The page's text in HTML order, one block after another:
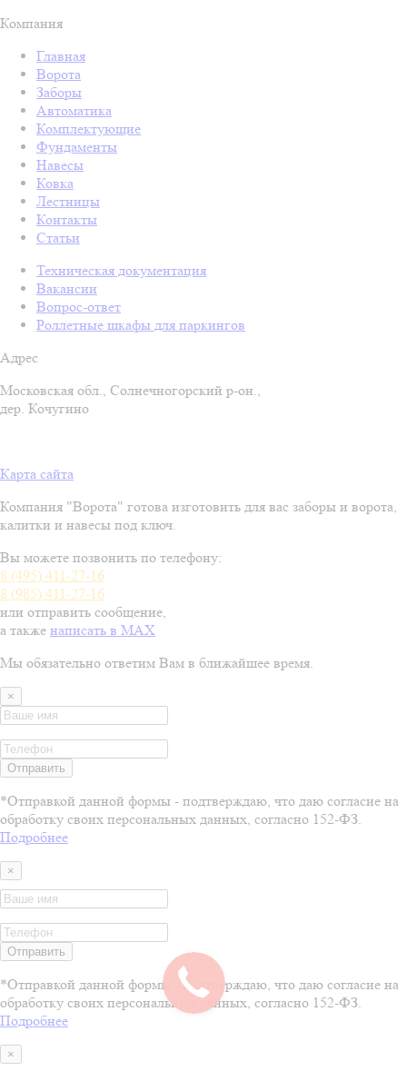
Компания
Главная
Ворота
Заборы
Автоматика
Комплектующие
Фундаменты
Навесы
Ковка
Лестницы
Контакты
Статьи
Техническая документация
Вакансии
Вопрос-ответ
Роллетные шкафы для паркингов
Адрес
Московская обл., Солнечногорский р-он.,
дер. Кочугино
Карта сайта
Компания "Ворота" готова изготовить для вас заборы и ворота,
калитки и навесы под ключ.
Вы можете позвонить по телефону:
8 (495) 411-27-16
8 (985) 411-27-16
или отправить сообщение,
а также написать в MAX
Мы обязательно ответим Вам в ближайшее время.
×
Отправить
*Отправкой данной формы - подтверждаю, что даю согласие на
обработку своих персональных данных, согласно 152-ФЗ.
Подробнее
×
Отправить
*Отправкой данной формы - подтверждаю, что даю согласие на
обработку своих персональных данных, согласно 152-ФЗ.
Подробнее
×